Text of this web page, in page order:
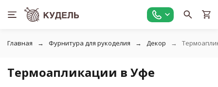
Главная Фурнитура для рукоделия Декор
Термоапликации в Уфе